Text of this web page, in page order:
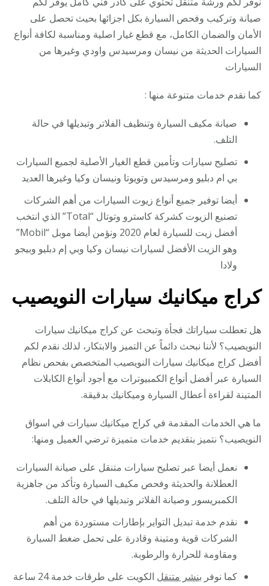
صيانة وتركيب وفحص السيارة بكل اجزائها بحيث تحصل على
الأمان والضمان الكامل، مع قطع غيار اصلية ومناسبة لكافة أنواع
السيارات الحديثة من نيسان ومرسيدس واودي وغيرها من
السيارات
كما نقدم خدمات متنوعة منها :
صيانة مكيف السيارة وتنظيف الفلاتر وتبديلها في حالة
التلف.
تصليح سيارات وتأمين قطع الغيار الأصلية لجميع السيارات
بي ام دبليو ومرسيدس وتويوتا ونيسان وكيا وغيرها العديد
أيضا توفير جميع أنواع زيوت السيارات من أهم الشركات
تصنيع الزيوت كشركة كاسترو وتوتال “Total” الذي انتخب
أفضل زيت للسيارة لعام 2020 ونؤمن أيضا موبل “Mobil”
وهو الزيت الأفضل لسيارات نيسان وكيا وبي إم دبليو وبيجو
ولادا
كراج ميكانيك سيارات النويصيب
هل تعطلت سياراتك فجأة وتبحث عن كراج ميكانيك سيارات
النويصيب؟ لأننا نبحث دائماً عن التميز والابتكار، لذلك نقدم لكم
أفضل كراج ميكانيك سيارات النويصيب المتخصص بفحص نظام
السيارة عبر أفضل أنواع الكمبيوترات مع أجود أنواع الكابلات
المتينة لقراءة أعطال السيارة وميكانيك بدقيقة.
ما هي الخدمات المقدمة في كراج ميكانيك سيارات في اسواق
النويصيب؟ نتميز بتقديم خدمات متميزة ترضي العميل ومنها:
نعمل أيضا عبر تصليح سيارات متنقل على صيانة السيارات
العطلانة والحديثة وفحص مكيف السيارة وتأكد من جاهزية
الكمبريسور وصيانة الفلاتر وتبديلها في حالة التلف.
نقدم خدمة تبديل التواير بإطارات مستوردة من أهم
الشركات قوية ومتينة وقادرة على تحمل ضغط السيارة
ومقاومة للحرارة والرطوبة.
كما نوفر بنشر متنقل
الكويت على طرقات خدمة 24 ساعة